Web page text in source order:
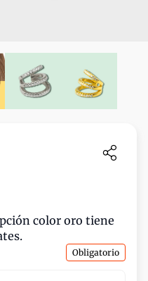
color oro tiene
Obligatorio